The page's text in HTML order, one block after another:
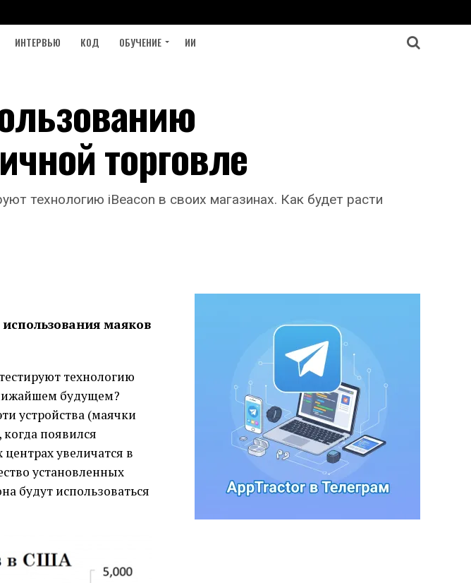
ИНТЕРВЬЮ КОД ОБУЧЕНИЕ ИИ
торговле
технологию iBeacon в своих магазинах. Как будет расти
использования маяков
технологию
будущем?
устройства (маячки
появился
увеличатся в
установленных
будут использоваться